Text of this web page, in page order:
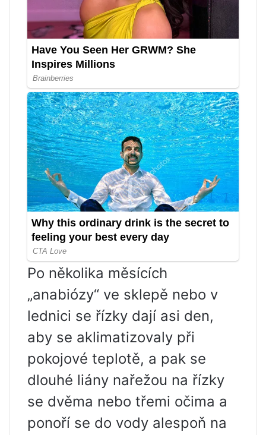
Po několika měsících
„anabiózy“ ve sklepě nebo v
lednici se řízky dají asi den,
aby se aklimatizovaly při
pokojové teplotě, a pak se
dlouhé liány nařežou na řízky
se dvěma nebo třemi očima a
ponoří se do vody alespoň na